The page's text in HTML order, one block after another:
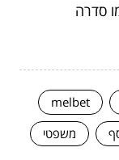
סדרה
melbet
משפטי